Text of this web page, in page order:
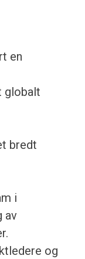
en
globalt
bredt
i
av
og